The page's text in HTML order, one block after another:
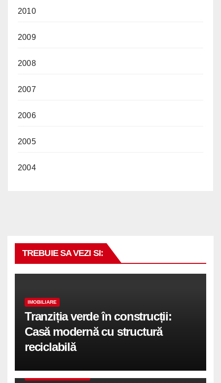
2010
2009
2008
2007
2006
2005
2004
TREBUIE SA VEZI SI:
IMOBILIARE
Tranziția verde în construcții:
Casă modernă cu structură
reciclabilă